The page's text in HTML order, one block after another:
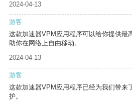
2024-04-13
游客
这款加速器VPM应用程序可以给你提供最
助你在网络上自由移动。
2024-04-13
游客
这款加速器VPM应用程序已经为我们带来
护。